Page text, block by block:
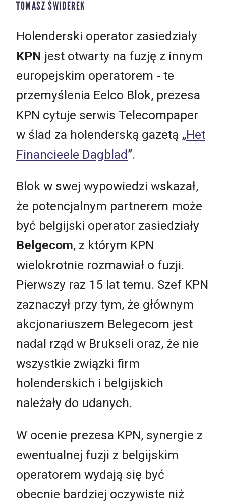
TOMASZ ŚWIDEREK
Holenderski operator zasiedziały
KPN jest otwarty na fuzję z innym
europejskim operatorem - te
przemyślenia Eelco Blok, prezesa
KPN cytuje serwis Telecompaper
w ślad za holenderską gazetą „Het
Financieele Dagblad”.
Blok w swej wypowiedzi wskazał,
że potencjalnym partnerem może
być belgijski operator zasiedziały
Belgecom, z którym KPN
wielokrotnie rozmawiał o fuzji.
Pierwszy raz 15 lat temu. Szef KPN
zaznaczył przy tym, że głównym
akcjonariuszem Belegecom jest
nadal rząd w Brukseli oraz, że nie
wszystkie związki firm
holenderskich i belgijskich
należały do udanych.
W ocenie prezesa KPN, synergie z
ewentualnej fuzji z belgijskim
operatorem wydają się być
obecnie bardziej oczywiste niż